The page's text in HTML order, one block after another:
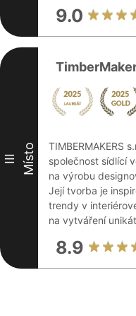
9.0
III Místo
TIMBERMAKERS
společnost sídlící
na výrobu
Její tvorba je
trendy v
na vytváření
8.9